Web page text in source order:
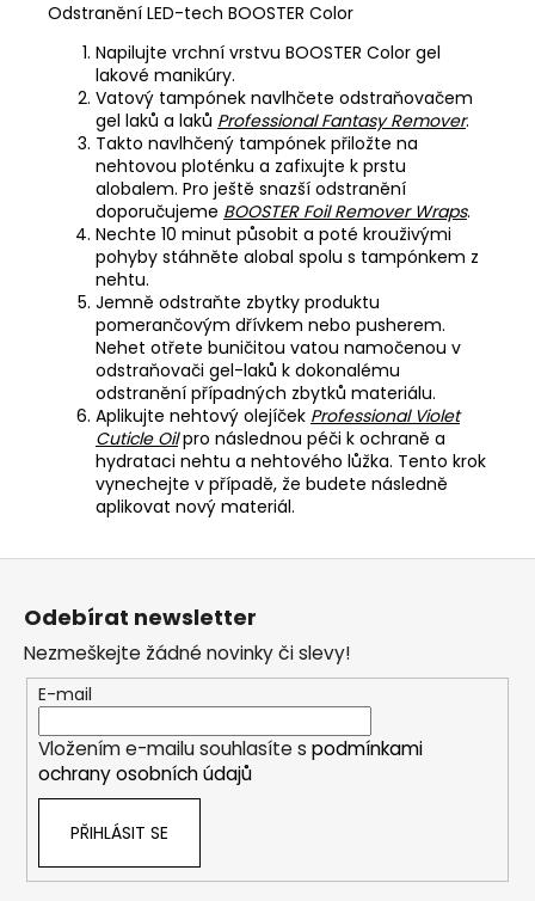
Odstranění LED-tech BOOSTER Color
Napilujte vrchní vrstvu BOOSTER Color gel
lakové manikúry.
Vatový tampónek navlhčete odstraňovačem
gel laků a laků Professional Fantasy Remover.
Takto navlhčený tampónek přiložte na
nehtovou ploténku a zafixujte k prstu
alobalem. Pro ještě snazší odstranění
doporučujeme BOOSTER Foil Remover Wraps.
Nechte 10 minut působit a poté krouživými
pohyby stáhněte alobal spolu s tampónkem z
nehtu.
Jemně odstraňte zbytky produktu
pomerančovým dřívkem nebo pusherem.
Nehet otřete buničitou vatou namočenou v
odstraňovači gel-laků k dokonalému
odstranění případných zbytků materiálu.
Aplikujte nehtový olejíček Professional Violet
Cuticle Oilpro následnou péči k ochraně a
hydrataci nehtu a nehtového lůžka. Tento krok
vynechejte v případě, že budete následně
aplikovat nový materiál.
Z
Odebírat newsletter
Nezmeškejte žádné novinky či slevy!
E-mail
Vložením e-mailu souhlasíte s podmínkami
ochrany osobních údajů
PŘIHLÁSIT SE